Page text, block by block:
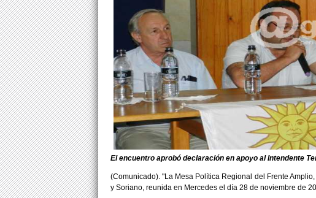
El encuentro aprobó declaración en apoyo al Intendente
(Comunicado). "La Mesa Política Regional del Frente
y Soriano, reunida en Mercedes el día 28 de noviembre de